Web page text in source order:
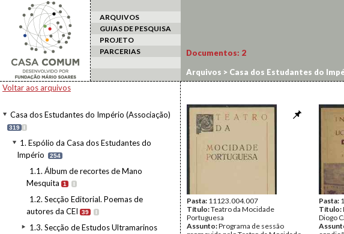
ARQUIVOS
GUIAS DE PESQUISA
PROJETO
PARCERIAS
Voltar aos arquivos
Casa dos Estudantes do Império (Associação)
319 I
1. Espólio da Casa dos Estudantes do
Império
254
1.1. Álbum de recortes de Mano
Mesquita
1 I
1.2. Secção Editorial. Poemas de
autores da CEI
39 I
1.3. Secção de Estudos Ultramarinos
Documentos: 2
Arquivos > Casa dos Estudantes do
avulsas
Pasta: 11123.004.007
Título:Teatro da Mocidade
Portuguesa
Assunto:Programa de sessão
Pasta:
Título:
Diogo